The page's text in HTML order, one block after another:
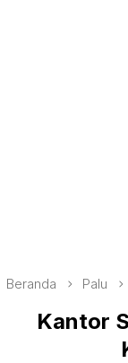
Beranda Palu
Kantor